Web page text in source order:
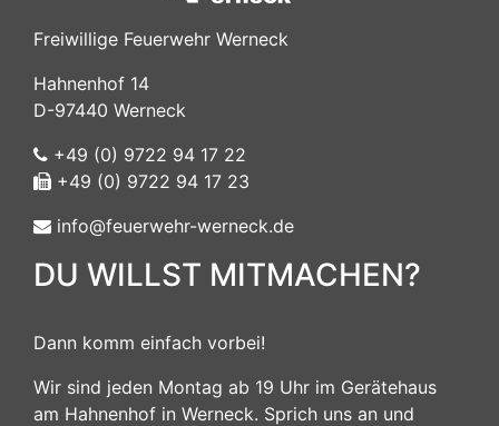
Freiwillige Feuerwehr Werneck
Hahnenhof 14
D-97440 Werneck
+49 (0) 9722 94 17 22
+49 (0) 9722 94 17 23
info@feuerwehr-werneck.de
DU WILLST MITMACHEN?
Dann komm einfach vorbei!
Wir sind jeden Montag ab 19 Uhr im Gerätehaus
am Hahnenhof in Werneck. Sprich uns an und